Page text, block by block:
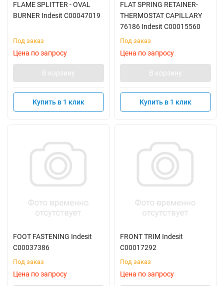
FLAME SPLITTER - OVAL
BURNER Indesit C00047019
Под заказ
Цена по запросу
В корзину
Купить в 1 клик
FLAT SPRING RETAINER-
THERMOSTAT CAPILLARY
76186 Indesit C00015560
Под заказ
Цена по запросу
В корзину
Купить в 1 клик
FOOT FASTENING Indesit
C00037386
Под заказ
Цена по запросу
FRONT TRIM Indesit
C00017292
Под заказ
Цена по запросу